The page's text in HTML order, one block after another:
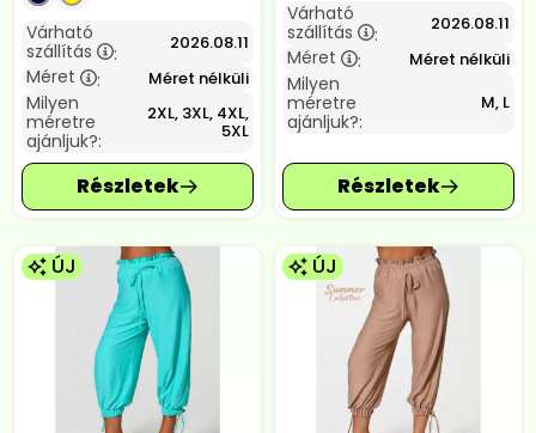
Várható
szállítás
: 2026.08.11
Méret : Méret nélküli
Milyen
méretre
ajánljuk?:
2XL, 3XL, 4XL,
5XL
Várható
szállítás
: 2026.08.11
Méret : Méret nélküli
Milyen
méretre
ajánljuk?:
M, L
ÚJ ÚJ